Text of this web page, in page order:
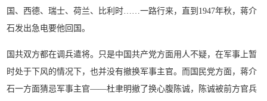
国、西德、瑞士、荷兰、比利时……一路行来，直到1947年秋，蒋介
石发出急电要他回国。
国共双方都在调兵遣将。只是中国共产党方面用人不疑，在军事上暂
时处于下风的情况下，也并没有撤换军事主官。而国民党方面，蒋介
石一方面猜忌军事主官——杜聿明撤了换心腹陈诚，陈诚被前方官兵